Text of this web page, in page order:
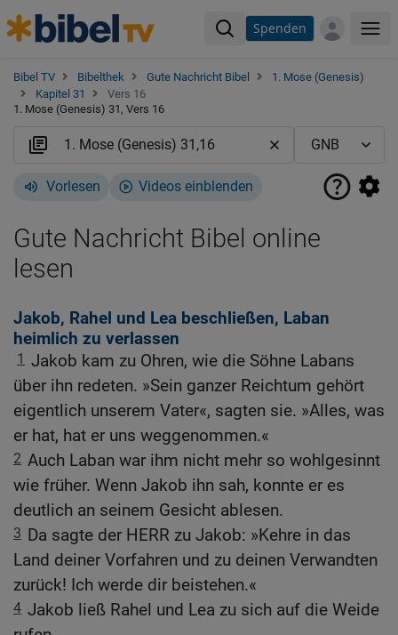
Spenden
Bibel TV Bibelthek Gute Nachricht Bibel
1. Mose (Genesis)
Kapitel 31
Vers 16
1. Mose (Genesis) 31, Vers 16
Vorlesen Videos einblenden
Gute Nachricht Bibel online
lesen
Jakob, Rahel und Lea beschließen, Laban
heimlich zu verlassen
1 Jakob kam zu Ohren, wie die Söhne Labans
über ihn redeten. »Sein ganzer Reichtum gehört
eigentlich unserem Vater«, sagten sie. »Alles, was
er hat, hat er uns weggenommen.«
2 Auch Laban war ihm nicht mehr so wohlgesinnt
wie früher. Wenn Jakob ihn sah, konnte er es
deutlich an seinem Gesicht ablesen.
3 Da sagte der HERR zu Jakob: »Kehre in das
Land deiner Vorfahren und zu deinen Verwandten
zurück! Ich werde dir beistehen.«
4 Jakob ließ Rahel und Lea zu sich auf die Weide